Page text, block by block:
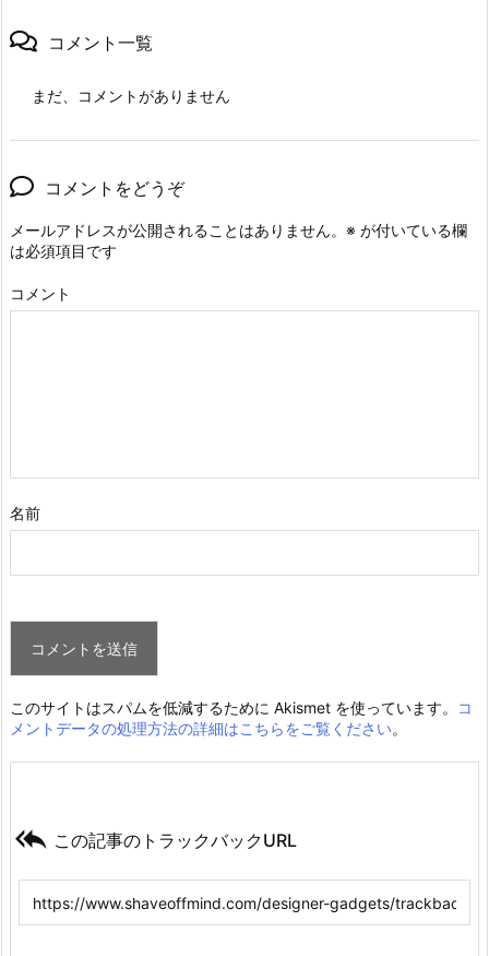
コメント一覧
まだ、コメントがありません
コメントをどうぞ
メールアドレスが公開されることはありません。 ※ が付いている欄
は必須項目です
コメント
名前
このサイトはスパムを低減するために Akismet を使っています。
コ
メントデータの処理方法の詳細はこちらをご覧ください。
 この記事のトラックバックURL